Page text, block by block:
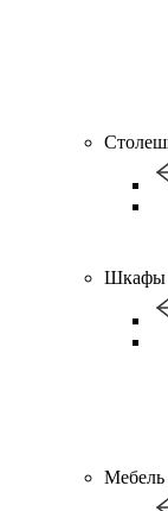
Шкафы
Мебель